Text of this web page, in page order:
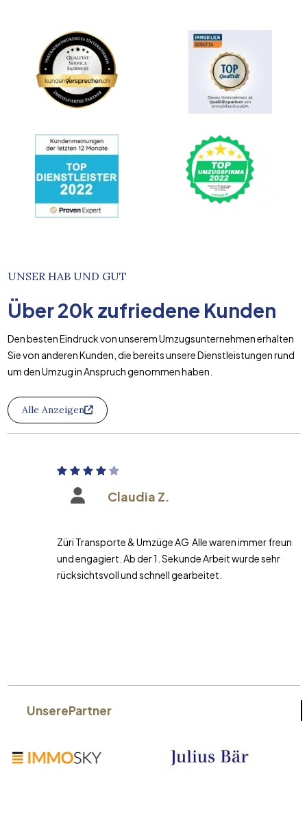
UNSER HAB UND GUT
Über20k zufriedene Kunden
Den besten Eindruck von unserem Umzugsunternehmen erhalten
Sie von anderen Kunden, die bereits unsere Dienstleistungen rund
um den Umzug in Anspruch genommen haben.
Alle Anzeigen
Claudia Z.
Züri Transporte & Umzüge AG Alle waren immer freundlich
und engagiert. Ab der 1. Sekunde Arbeit wurde sehr
rücksichtsvoll und schnell gearbeitet.
UnserePartner